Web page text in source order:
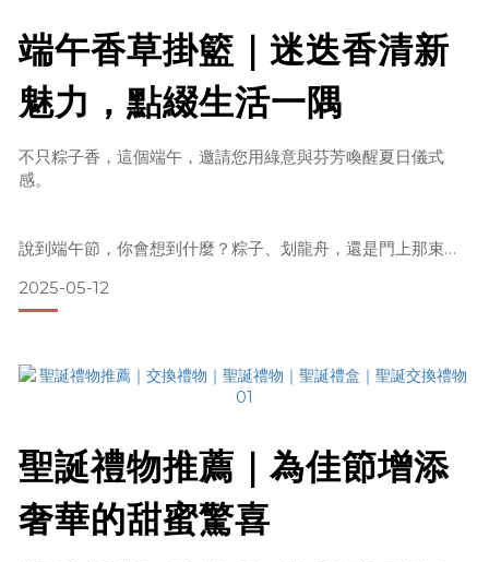
端午香草掛籃｜迷迭香清新
魅力，點綴生活一隅
不只粽子香，這個端午，邀請您用綠意與芬芳喚醒夏日儀式
感。
說到端午節，你會想到什麼？粽子、划龍舟，還是門上那束神
迭，不僅要吃得有儀式感，生活也該擁有一點節氣的溫度與香
氣。 今年，有一點不一樣。
每年端午我們都會推出不同的節慶商品，今年有別以往的艾草
傳統系列，貳樓有花以一場關於香氣與儀式感的節氣企劃──象
定【香草掛籃】：「晝香」 與 「蘭影」。讓端午不只防疫辟
邪，更成為一場細膩療癒的嗅
2025-05-12
聖誕禮物推薦｜為佳節增添
奢華的甜蜜驚喜